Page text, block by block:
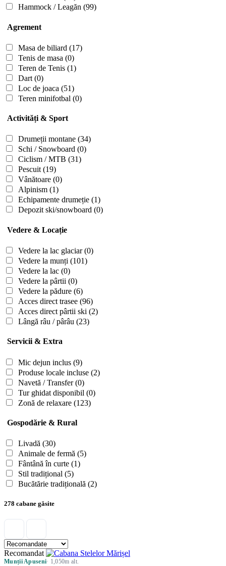
Hammock / Leagăn (99)
Agrement
Masa de biliard (17)
Tenis de masa (0)
Teren de Tenis (1)
Dart (0)
Loc de joaca (51)
Teren minifotbal (0)
Activități & Sport
Drumeții montane (34)
Schi / Snowboard (0)
Ciclism / MTB (31)
Pescuit(19)
Vânătoare (0)
Alpinism (1)
Echipamente drumeție (1)
Depozit ski/snowboard (0)
Vedere & Locație
Vedere la lac glaciar(0)
Vedere la munți (101)
Vedere la lac (0)
Vedere la pârtii (0)
Vedere la pădure (6)
Acces direct trasee (96)
Acces direct pârtii ski (2)
Lângă râu / pârâu (23)
Servicii & Extra
Mic dejun inclus (9)
Produse locale incluse (2)
Navetă / Transfer(0)
Tur ghidat disponibil (0)
Zonă de relaxare (123)
Gospodărie & Rural
Livadă (30)
Animale de fermă (5)
Fântână în curte (1)
Stil tradițional (5)
Bucătărie tradițională (2)
278 cabane găsite
Recomandat
Munții Apuseni· 1,050m alt.